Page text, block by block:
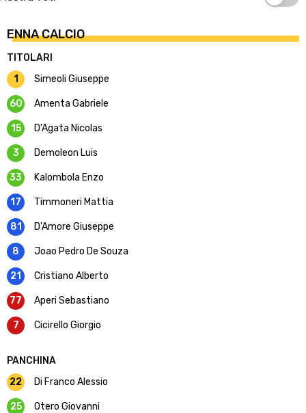
ENNA CALCIO
TITOLARI
1
Simeoli Giuseppe
60 Amenta Gabriele
15 D’Agata Nicolas
3 Demoleon Luis
33 Kalombola Enzo
17 Timmoneri Mattia
81 D’Amore Giuseppe
8 Joao Pedro De Souza
21 Cristiano Alberto
77 Aperi Sebastiano
7 Cicirello Giorgio
PANCHINA
22
Di Franco Alessio
25 Otero Giovanni